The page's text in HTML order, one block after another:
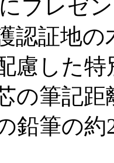
プレゼ
認証地
慮した
の筆記
鉛筆の約